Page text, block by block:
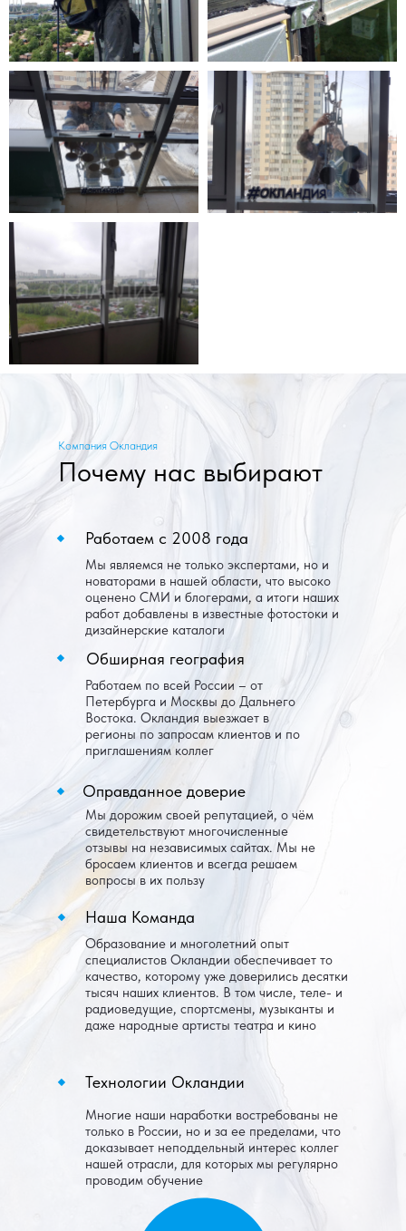
Почему нас выбирают
Компания Окландия
Работаем с 2008 года
Мы являемся не только экспертами, но и
новаторами в нашей области, что высоко
оценено СМИ и блогерами, а итоги наших
работ добавлены в известные фотостоки и
дизайнерские каталоги
Обширная география
Работаем по всей России – от
Петербурга и Москвы до Дальнего
Востока. Окландия выезжает в
регионы по запросам клиентов и по
приглашениям коллег
Наша Команда
Образование и многолетний опыт
специалистов Окландии обеспечивает то
качество, которому уже доверились десятки
тысяч наших клиентов. В том числе, теле- и
радиоведущие, спортсмены, музыканты и
даже народные артисты театра и кино
Оправданное доверие
Мы дорожим своей репутацией, о чём
свидетельствуют многочисленные
отзывы на независимых сайтах. Мы не
бросаем клиентов и всегда решаем
вопросы в их пользу
Технологии Окландии
Многие наши наработки востребованы не
только в России, но и за ее пределами, что
доказывает неподдельный интерес коллег
нашей отрасли, для которых мы регулярно
проводим обучение